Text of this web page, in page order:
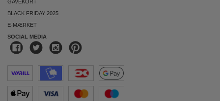
GAVEKORT
BLACK FRIDAY 2025
E-MÆRKET
SOCIAL MEDIA